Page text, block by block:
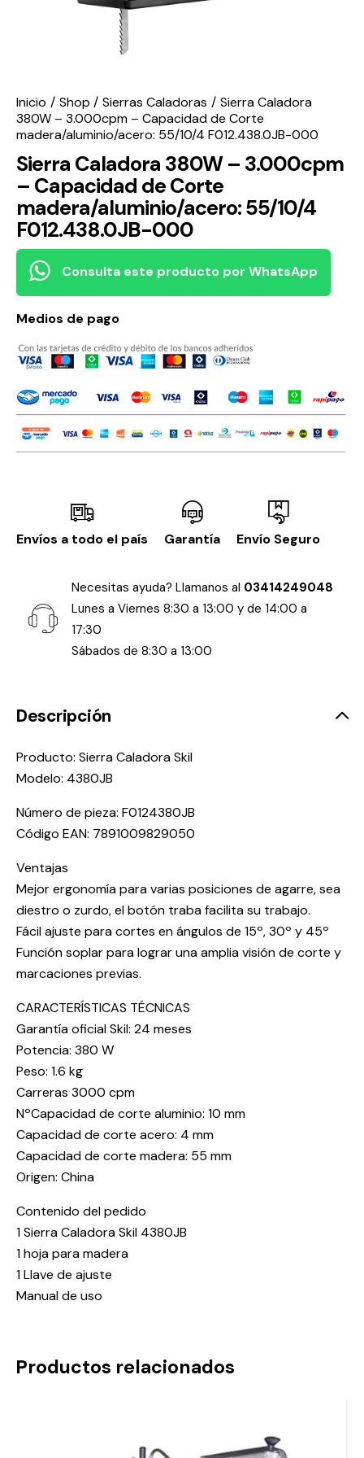
Inicio Shop Sierras Caladoras
Sierra Caladora
380W – 3.000cpm – Capacidad de Corte
madera/aluminio/acero: 55/10/4 F012.438.0JB-000
Sierra Caladora 380W – 3.000cpm
– Capacidad de Corte
madera/aluminio/acero: 55/10/4
F012.438.0JB-000
Consulta este producto por WhatsApp
Medios de pago
Envíos a todo el país Garantía Envío Seguro
Necesitas ayuda? Llamanos al 03414249048
Lunes a Viernes 8:30 a 13:00 y de 14:00 a
17:30
Sábados de 8:30 a 13:00
Descripción
Producto: Sierra Caladora Skil
Modelo: 4380JB
Número de pieza: F0124380JB
Código EAN: 7891009829050
Ventajas
Mejor ergonomía para varias posiciones de agarre, sea
diestro o zurdo, el botón traba facilita su trabajo.
Fácil ajuste para cortes en ángulos de 15º, 30º y 45º
Función soplar para lograr una amplia visión de corte y
marcaciones previas.
CARACTERÍSTICAS TÉCNICAS
Garantía oficial Skil: 24 meses
Potencia: 380 W
Peso: 1.6 kg
Carreras 3000 cpm
NºCapacidad de corte aluminio: 10 mm
Capacidad de corte acero: 4 mm
Capacidad de corte madera: 55 mm
Origen: China
Contenido del pedido
1 Sierra Caladora Skil 4380JB
1 hoja para madera
1 Llave de ajuste
Manual de uso
Productos relacionados